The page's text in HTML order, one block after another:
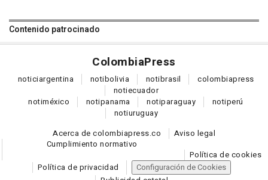
Contenido patrocinado
ColombiaPress
noticiargentina notibolivia notibrasil colombiapress
notiecuador
notiméxico notipanama notiparaguay notiperú
notiuruguay
Acerca de colombiapress.co
Aviso legal
Cumplimiento normativo
Política de cookies
Política de privacidad
Configuración de Cookies